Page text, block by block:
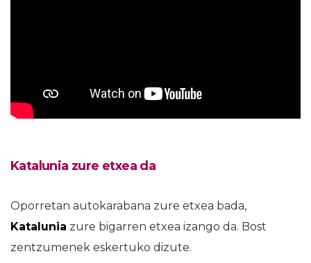
Katalunia zure etxea da
Oporretan autokarabana zure etxea bada,
Katalunia zure bigarren etxea izango da. Bost
zentzumenek eskertuko dizute.